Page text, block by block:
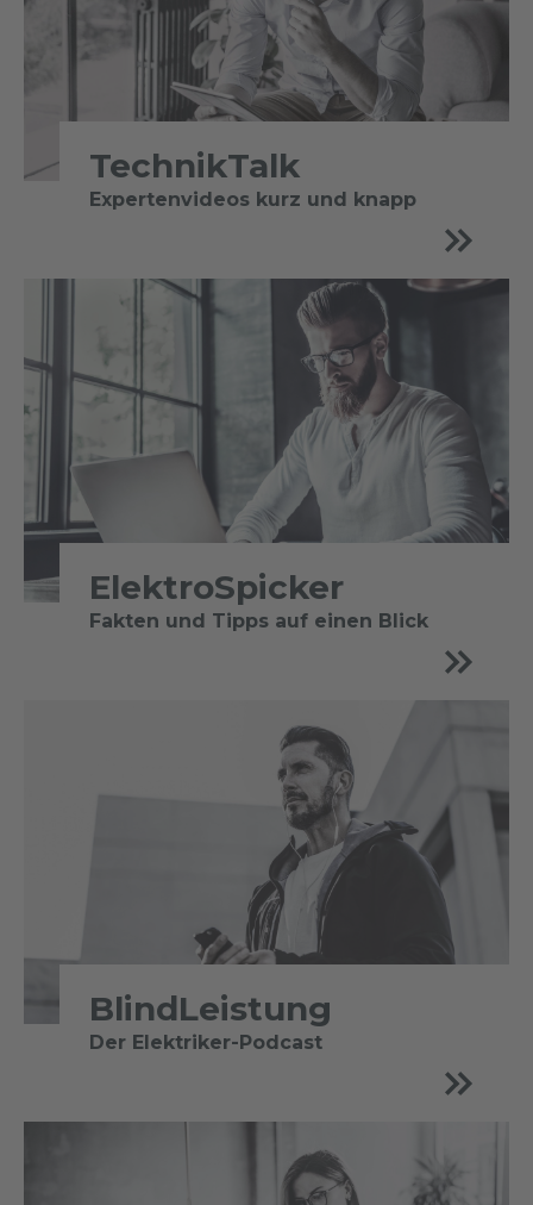
TechnikTalk
Expertenvideos kurz und knapp
ElektroSpicker
Fakten und Tipps auf einen Blick
BlindLeistung
Der Elektriker-Podcast